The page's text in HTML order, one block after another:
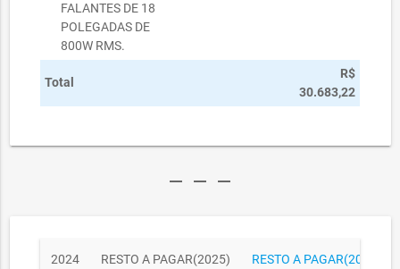
FALANTES DE 18
POLEGADAS DE
800W RMS.
Total
R$
30.683,22
remove remove remove
2024 RESTO A PAGAR(2025) RESTO A PAGAR(2026)